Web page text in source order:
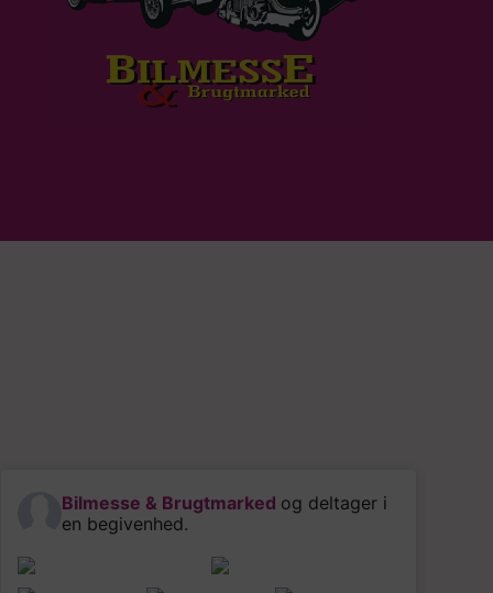
Bilmesse & Brugtmarked og deltager i
en begivenhed.